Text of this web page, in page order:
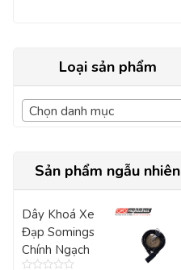
Loại sản phẩm
Chọn danh mục
Sản phẩm ngẫu nhiên
Dây Khoá Xe
Đạp Somings
Chính Ngạch